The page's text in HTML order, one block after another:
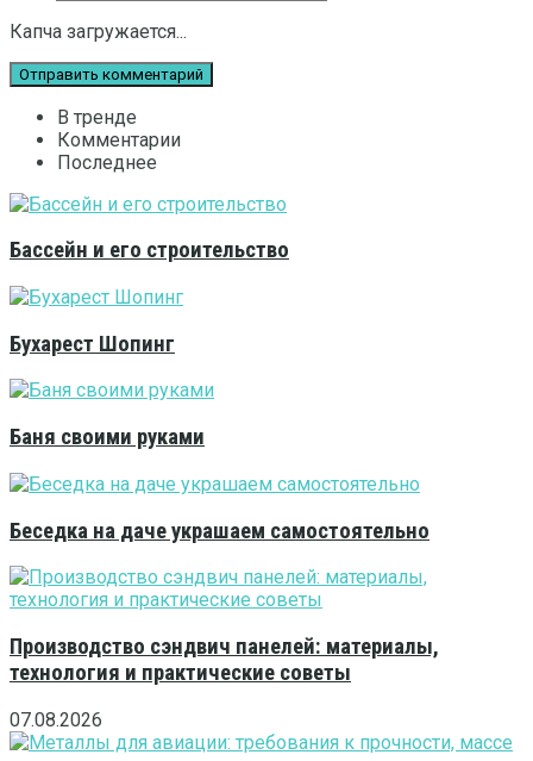
Капча загружается...
В тренде
Комментарии
Последнее
Бассейн и его строительство
Бухарест Шопинг
Баня своими руками
Беседка на даче украшаем самостоятельно
Производство сэндвич панелей: материалы,
технология и практические советы
07.08.2026